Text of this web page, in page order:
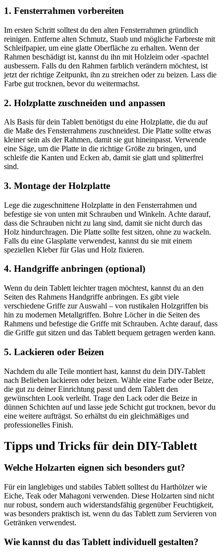
1. Fensterrahmen vorbereiten
Im ersten Schritt solltest du den alten Fensterrahmen gründlich
reinigen. Entferne alten Schmutz, Staub und mögliche Farbreste mit
Schleifpapier, um eine glatte Oberfläche zu erhalten. Wenn der
Rahmen beschädigt ist, kannst du ihn mit Holzleim oder -spachtel
ausbessern. Falls du den Rahmen farblich verändern möchtest, ist
jetzt der richtige Zeitpunkt, ihn zu streichen oder zu beizen. Lass die
Farbe gut trocknen, bevor du weitermachst.
2. Holzplatte zuschneiden und anpassen
Als Basis für dein Tablett benötigst du eine Holzplatte, die du auf
die Maße des Fensterrahmens zuschneidest. Die Platte sollte etwas
kleiner sein als der Rahmen, damit sie gut hineinpasst. Verwende
eine Säge, um die Platte in die richtige Größe zu bringen, und
schleife die Kanten und Ecken ab, damit sie glatt und splitterfrei
sind.
3. Montage der Holzplatte
Lege die zugeschnittene Holzplatte in den Fensterrahmen und
befestige sie von unten mit Schrauben und Winkeln. Achte darauf,
dass die Schrauben nicht zu lang sind, damit sie nicht durch das
Holz hindurchragen. Die Platte sollte fest sitzen, ohne zu wackeln.
Falls du eine Glasplatte verwendest, kannst du sie mit einem
speziellen Kleber für Glas und Holz fixieren.
4. Handgriffe anbringen (optional)
Wenn du dein Tablett leichter tragen möchtest, kannst du an den
Seiten des Rahmens Handgriffe anbringen. Es gibt viele
verschiedene Griffe zur Auswahl – von rustikalen Holzgriffen bis
hin zu modernen Metallgriffen. Bohre Löcher in die Seiten des
Rahmens und befestige die Griffe mit Schrauben. Achte darauf, dass
die Griffe gut sitzen und das Tablett bequem getragen werden kann.
5. Lackieren oder Beizen
Nachdem du alle Teile montiert hast, kannst du dein DIY-Tablett
nach Belieben lackieren oder beizen. Wähle eine Farbe oder Beize,
die gut zu deiner Einrichtung passt und dem Tablett den
gewünschten Look verleiht. Trage den Lack oder die Beize in
dünnen Schichten auf und lasse jede Schicht gut trocknen, bevor du
eine weitere aufträgst. So erhältst du ein gleichmäßiges und
professionelles Finish.
Tipps und Tricks für dein DIY-Tablett
Welche Holzarten eignen sich besonders gut?
Für ein langlebiges und stabiles Tablett solltest du Harthölzer wie
Eiche, Teak oder Mahagoni verwenden. Diese Holzarten sind nicht
nur robust, sondern auch widerstandsfähig gegenüber Feuchtigkeit,
was besonders praktisch ist, wenn du das Tablett zum Servieren von
Getränken verwendest.
Wie kannst du das Tablett individuell gestalten?